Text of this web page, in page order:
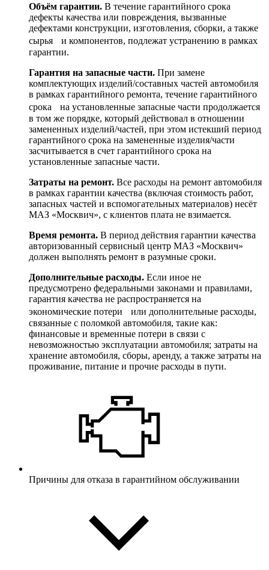
Объём гарантии. В течение гарантийного срока
дефекты качества или повреждения, вызванные
дефектами конструкции, изготовления, сборки, а также
сырья и компонентов, подлежат устранению в рамках
гарантии.
Гарантия на запасные части. При замене
комплектующих изделий/составных частей автомобиля
в рамках гарантийного ремонта, течение гарантийного
срока на установленные запасные части продолжается
в том же порядке, который действовал в отношении
замененных изделий/частей, при этом истекший период
гарантийного срока на замененные изделия/части
засчитывается в счет гарантийного срока на
установленные запасные части.
Затраты на ремонт. Все расходы на ремонт автомобиля
в рамках гарантии качества (включая стоимость работ,
запасных частей и вспомогательных материалов) несёт
МАЗ «Москвич», с клиентов плата не взимается.
Время ремонта. В период действия гарантии качества
авторизованный сервисный центр МАЗ «Москвич»
должен выполнять ремонт в разумные сроки.
Дополнительные расходы. Если иное не
предусмотрено федеральными законами и правилами,
гарантия качества не распространяется на
экономические потери или дополнительные расходы,
связанные с поломкой автомобиля, такие как:
финансовые и временные потери в связи с
невозможностью эксплуатации автомобиля; затраты на
хранение автомобиля, сборы, аренду, а также затраты на
проживание, питание и прочие расходы в пути.
Причины для отказа в гарантийном обслуживании